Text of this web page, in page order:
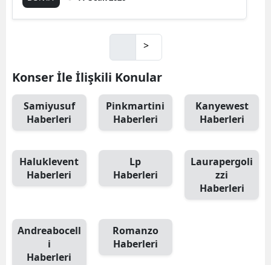
>
Konser İle İlişkili Konular
Samiyusuf
Haberleri
Pinkmartini
Haberleri
Kanyewest
Haberleri
Haluklevent
Haberleri
Lp
Haberleri
Laurapergoli
zzi
Haberleri
Andreabocell
i
Haberleri
Romanzo
Haberleri